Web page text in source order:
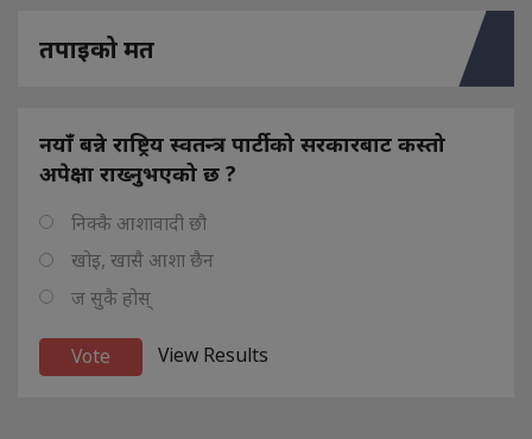
तपाइको मत
नयाँ बन्ने राष्ट्रिय स्वतन्त्र पार्टीको सरकारबाट कस्तो
अपेक्षा राख्नुभएको छ ?
निक्कै आशावादी छौ
खोइ, खासै आशा छैन
ज सुकै होस्
View Results